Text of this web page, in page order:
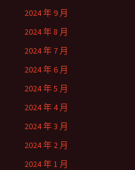
2024 年 9 月
2024 年 8 月
2024 年 7 月
2024 年 6 月
2024 年 5 月
2024 年 4 月
2024 年 3 月
2024 年 2 月
2024 年 1 月